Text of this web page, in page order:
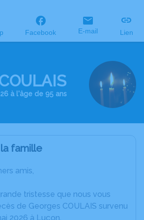
Facebook E-mail Lien
à l'âge de 95 ans
famille
amis,
tristesse que nous vous
de Georges COULAIS survenu
2026 à Luçon.